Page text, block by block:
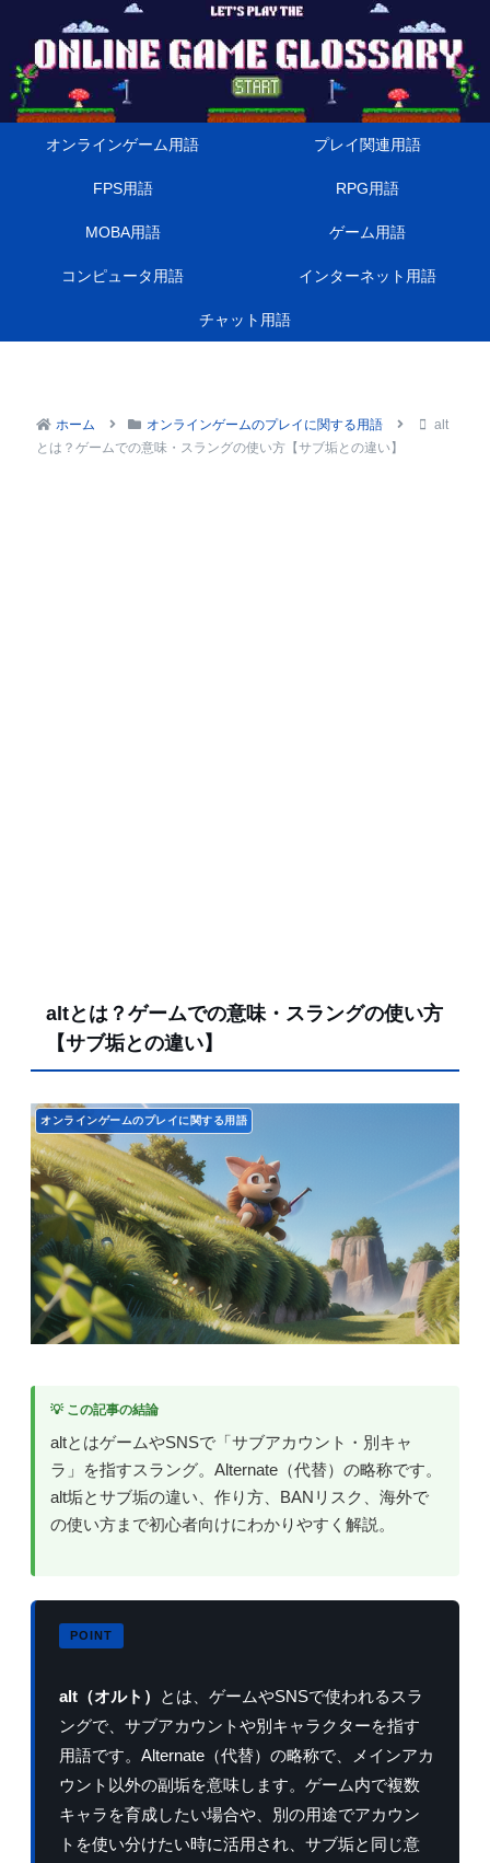
オンラインゲーム用語 プレイ関連用語
FPS用語 RPG用語
MOBA用語 ゲーム用語
コンピュータ用語 インターネット用語
チャット用語
ホーム オンラインゲームのプレイに関する用語
alt
とは？ゲームでの意味・スラングの使い方【サブ垢との違い】
altとは？ゲームでの意味・スラングの使い方
【サブ垢との違い】
オンラインゲームのプレイに関する用語
💡 この記事の結論
altとはゲームやSNSで「サブアカウント・別キャ
ラ」を指すスラング。Alternate（代替）の略称です。
alt垢とサブ垢の違い、作り方、BANリスク、海外で
の使い方まで初心者向けにわかりやすく解説。
alt（オルト）
とは、ゲームやSNSで使われるスラ
ングで、サブアカウントや別キャラクターを指す
用語です。Alternate（代替）の略称で、メインアカ
ウント以外の副垢を意味します。ゲーム内で複数
キャラを育成したい場合や、別の用途でアカウン
トを使い分けたい時に活用され、サブ垢と同じ意